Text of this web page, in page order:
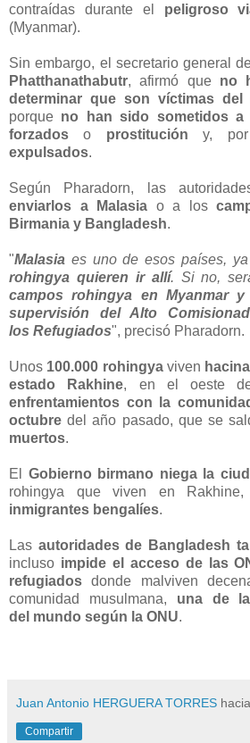
contraídas durante el peligroso
(Myanmar).
Sin embargo, el secretario general
Phatthanathabutr, afirmó que no
determinar que son víctimas
porque no han sido sometidos a
forzados o prostitución y,
expulsados.
Según Pharadorn, las
enviarlos a Malasia o a los
Birmania y Bangladesh.
"Malasia es uno de esos países,
rohingya quieren ir allí. Si no,
campos rohingya en Myanmar y
supervisión del Alto
los Refugiados", precisó Pharadorn.
Unos 100.000 rohingyaviven
estado Rakhine, en el oeste
enfrentamientos con la
octubre del año pasado, que se
muertos.
El Gobierno birmano niega la
rohingya que viven en
inmigrantes bengalíes.
Las autoridades de Bangladesh
incluso impide el acceso de las
refugiados donde malviven
comunidad musulmana, una de
del mundo según la ONU.
Juan Antonio HERGUERA TORRES
Compartir